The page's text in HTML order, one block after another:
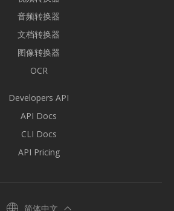
音频转换器
文档转换器
图像转换器
OCR
Developers API
API Docs
CLI Docs
API Pricing
简体中文